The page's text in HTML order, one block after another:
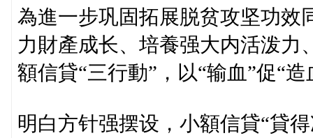
為進一步巩固拓展脱贫攻坚功效
力財產成长、培養强大内活泼力
額信貸“三行動”，以“输血”促“
明白方针强摆设，小額信貸“貸